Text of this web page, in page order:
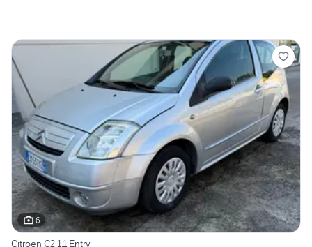
6
Citroen C2 1.1 Entry